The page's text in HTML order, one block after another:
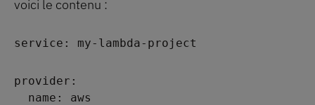
voici le contenu :
service: my-lambda-project
provider:
name: aws